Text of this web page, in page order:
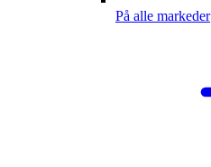
På alle markeder